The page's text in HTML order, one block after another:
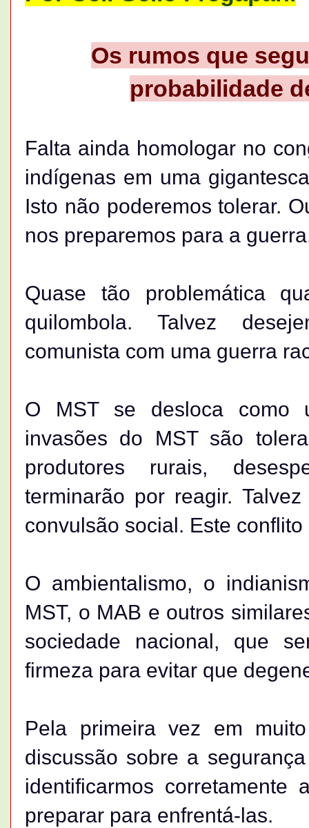
Os rumos que
probabilidade
Falta ainda homologar no
indígenas em uma
Isto não poderemos tolerar.
nos preparemos para a
Quase tão problemática
quilombola. Talvez
comunista com uma guerra
O MST se desloca como
invasões do MST são
produtores rurais,
terminarão por reagir.
convulsão social. Este
O ambientalismo, o
MST, o MAB e outros
sociedade nacional, que
firmeza para evitar que
Pela primeira vez em
discussão sobre a
identificarmos
preparar para enfrentá-las.